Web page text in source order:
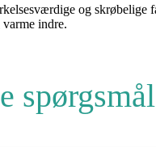
og skrøbelige
indre.
spørgsmål